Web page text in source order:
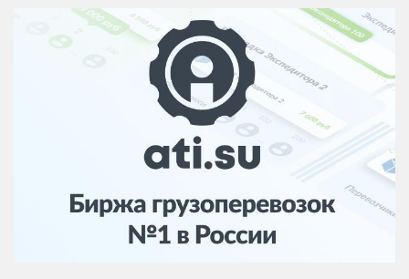
Региональная
логистика
ЭДО, ИТ в
логистике
Дороги,
инфраструктура
Логистика, грузы
Негабаритные и
опасные грузы
Безопасность и